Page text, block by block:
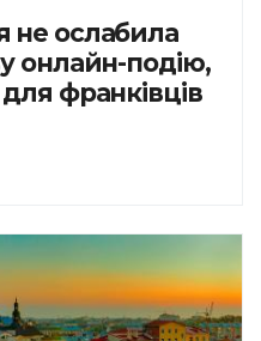
не ослабила
онлайн-подію,
франківців